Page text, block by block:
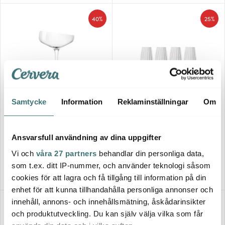
Samtycke Information Reklaminställningar Om
Ansvarsfull användning av dina uppgifter
Vi och våra 27 partners behandlar din personliga data,
som t.ex. ditt IP-nummer, och använder teknologi såsom
cookies för att lagra och få tillgång till information på din
enhet för att kunna tillhandahålla personliga annonser och
innehåll, annons- och innehållsmätning, åskådarinsikter
och produktutveckling. Du kan själv välja vilka som får
239 kr 399 kr
40%
I lager
412 kr 549 kr
25%
I lager
30%